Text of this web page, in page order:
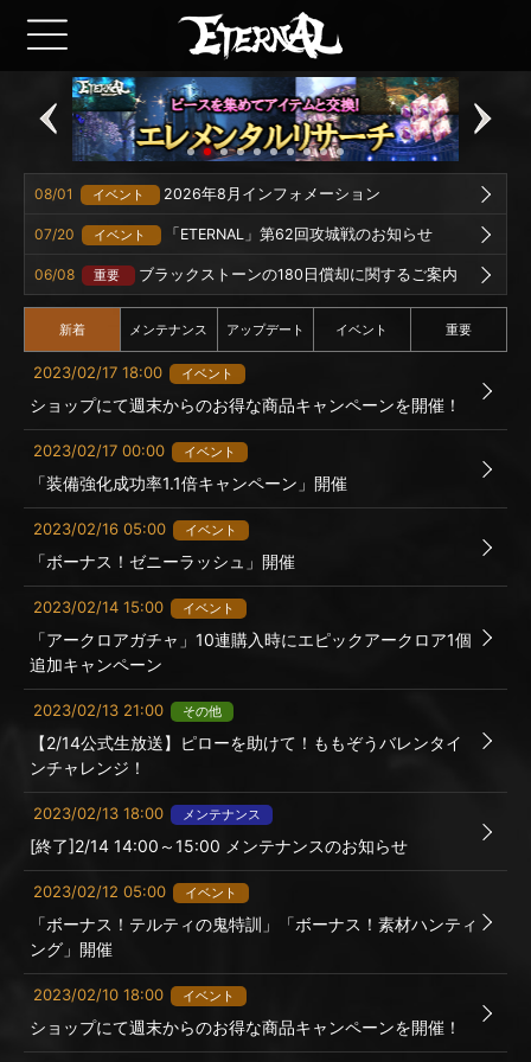
08/01 イベント 2026年8月インフォメーション
07/20 イベント 「ETERNAL」第62回攻城戦のお知らせ
06/08 重要 ブラックストーンの180日償却に関するご案内
新着 メンテナンス アップデート イベント 重要
2023/02/17 18:00 イベント
ショップにて週末からのお得な商品キャンペーンを開催！
2023/02/17 00:00 イベント
「装備強化成功率1.1倍キャンペーン」開催
2023/02/16 05:00 イベント
「ボーナス！ゼニーラッシュ」開催
2023/02/14 15:00 イベント
「アークロアガチャ」10連購入時にエピックアークロア1個
追加キャンペーン
2023/02/13 21:00 その他
【2/14公式生放送】ピローを助けて！ももぞうバレンタイ
ンチャレンジ！
2023/02/13 18:00 メンテナンス
[終了]2/14 14:00～15:00 メンテナンスのお知らせ
2023/02/12 05:00 イベント
「ボーナス！テルティの鬼特訓」「ボーナス！素材ハンティ
ング」開催
2023/02/10 18:00 イベント
ショップにて週末からのお得な商品キャンペーンを開催！